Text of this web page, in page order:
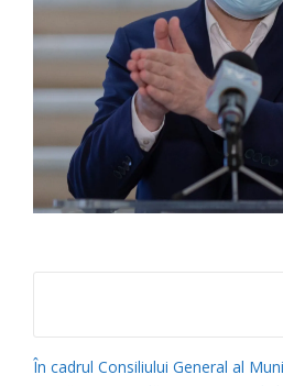
În cadrul Consiliului General al